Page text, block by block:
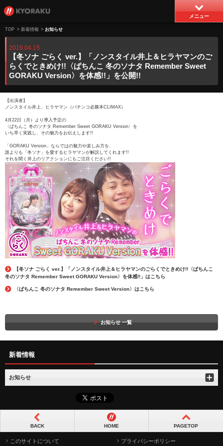
メニュー
TOP > 新着情報 > お知らせ
2019.04.15
【冬ソナ ごらく ver.】「ノンスタイル井上＆ヒラヤマンのご
らくでときめけ!!〈ぱちんこ 冬のソナタ Remember Sweet
GORAKU Version〉を体感!!」を公開!!
【出演者】
ノンスタイル井上、ヒラヤマン（パチンコ必勝本CLIMAX）
4月22日（月）より導入予定の
〈ぱちんこ 冬のソナタ Remember Sweet GORAKU Version〉を
いち早く実践し、その魅力をお伝えします!!
「GORAKU Version」ならではの魅力や楽しみ方を、
誰よりも「冬ソナ」を愛するヒラヤマンが解説してくれます!!
それを聞く井上のリアクションにもご注目ください!!
【冬ソナ ごらく ver.】「ノンスタイル井上＆ヒラヤマンのごらくでときめけ!!〈ぱちんこ
冬のソナタ Remember Sweet GORAKU Version〉を体感!!」はこちら
〈ぱちんこ 冬のソナタ Remember Sweet Version〉はこちら
お知らせ 一覧
新着情報
お知らせ
BACK HOME PAGETOP
このサイトについて プライバシーポリシー